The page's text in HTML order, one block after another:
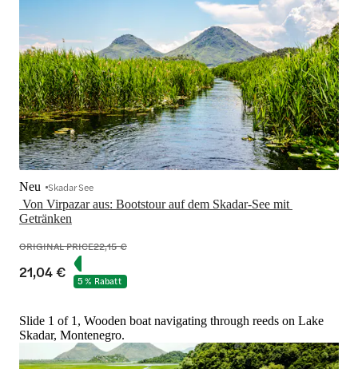
Von Virpazar aus: Bootstour auf dem Skadar-See mit
Neu Skadar See
ORIGINAL PRICE22,15 €
21,04 € 5 % Rabatt
Slide 1 of 1, Wooden boat navigating through reeds on Lake
Skadar, Montenegro.